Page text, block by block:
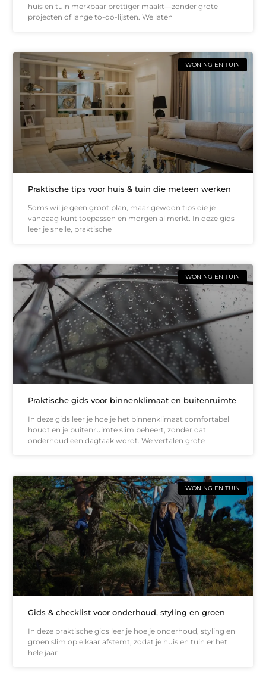
huis en tuin merkbaar prettiger maakt—zonder grote
projecten of lange to-do-lijsten. We laten
WONING EN TUIN
Praktische tips voor huis & tuin die meteen werken
Soms wil je geen groot plan, maar gewoon tips die je
vandaag kunt toepassen en morgen al merkt. In deze gids
leer je snelle, praktische
WONING EN TUIN
Praktische gids voor binnenklimaat en buitenruimte
In deze gids leer je hoe je het binnenklimaat comfortabel
houdt en je buitenruimte slim beheert, zonder dat
onderhoud een dagtaak wordt. We vertalen grote
WONING EN TUIN
Gids & checklist voor onderhoud, styling en groen
In deze praktische gids leer je hoe je onderhoud, styling en
groen slim op elkaar afstemt, zodat je huis en tuin er het
hele jaar